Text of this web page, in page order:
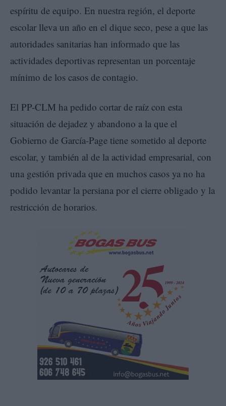
espíritu de equipo. En nuestra región, el deporte
escolar lleva un año en el dique seco, pese a que las
autoridades sanitarias han informado que las
actividades deportivas representan un porcentaje
mínimo de los casos de contagio.
El PP-CLM ha pedido cortar de raíz con esta
situación de dejadez y abandono a la que el
Gobierno de García-Page tiene sometido al deporte
escolar, y también al de la actividad empresarial, con
una gestión privada que en muchos casos ya no ha
podido levantar la persiana por el cierre obligado y la
restricción de horarios.